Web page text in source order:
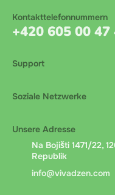
Kontakttelefonnummern
+420 605 00 47
Support
Soziale Netzwerke
Unsere Adresse
Na Bojišti 1471/22,
Republik
info@vivadzen.com